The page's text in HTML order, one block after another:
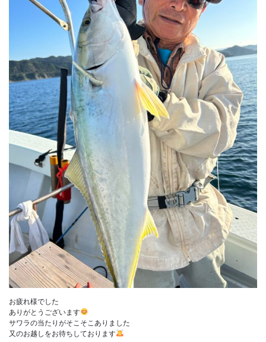
お疲れ様でした
ありがとうございます
サワラの当たりがそこそこありました
又のお越しをお待ちしております